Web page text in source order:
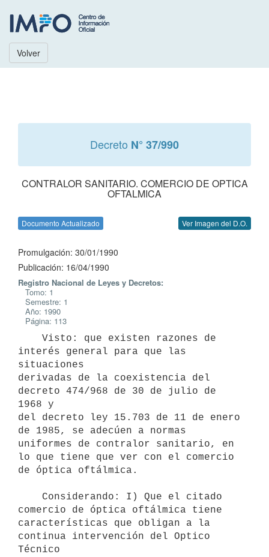
Volver
Decreto N° 37/990
CONTRALOR SANITARIO. COMERCIO DE OPTICA
OFTALMICA
Documento Actualizado Ver Imagen del D.O.
Promulgación: 30/01/1990
Publicación: 16/04/1990
Registro Nacional de Leyes y Decretos:
Tomo: 1
Semestre: 1
Año: 1990
Página: 113
interés general para que las
situaciones
derivadas de la coexistencia del
decreto 474/968 de 30 de julio de
1968 y
del decreto ley 15.703 de 11 de enero
de 1985, se adecúen a normas
uniformes de contralor sanitario, en
lo que tiene que ver con el comercio
de óptica oftálmica.
comercio de óptica oftálmica tiene
características que obligan a la
continua intervención del Optico
Técnico